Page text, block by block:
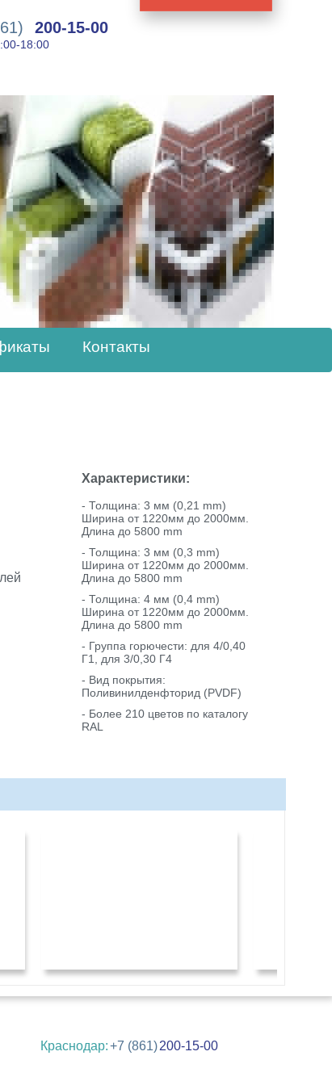
200-15-00
18:00
Контакты
Характеристики:
- Толщина: 3 мм (0,21 mm)
Ширина от 1220мм до 2000мм.
Длина до 5800 mm
- Толщина: 3 мм (0,3 mm)
Ширина от 1220мм до 2000мм.
Длина до 5800 mm
- Толщина: 4 мм (0,4 mm)
Ширина от 1220мм до 2000мм.
Длина до 5800 mm
- Группа горючести: для 4/0,40
Г1, для 3/0,30 Г4
- Вид покрытия:
Поливинилденфторид (PVDF)
- Более 210 цветов по каталогу
RAL
Краснодар:+7 (861)200-15-00